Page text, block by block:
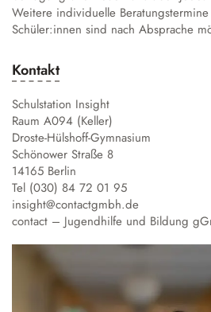
Weitere individuelle
Schüler:innen sind nach Absprache
Kontakt
Schulstation Insight
Raum A094 (Keller)
Droste-Hülshoff-Gymnasium
Schönower Straße 8
14165 Berlin
Tel (030) 84 72 01 95
insight@contactgmbh.de
contact – Jugendhilfe und Bildung